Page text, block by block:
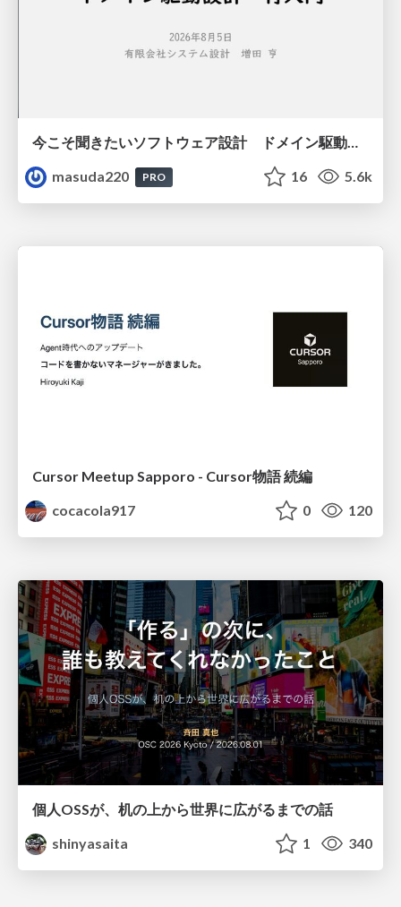
今こそ聞きたいソフトウェア設計 ドメイン駆動設計再入門
masuda220
PRO 16 5.6k
Cursor Meetup Sapporo - Cursor物語 続編
cocacola917
0 120
個人OSSが、机の上から世界に広がるまでの話
shinyasaita
1 340